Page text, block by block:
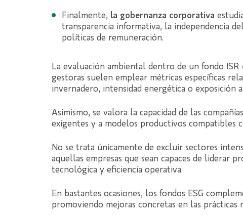
Finalmente, la gobernanza corporativa
transparencia informativa, la independencia
políticas de remuneración.
La evaluación ambiental dentro de un fondo ISR
gestoras suelen emplear métricas específicas
invernadero, intensidad energética o exposición
Asimismo, se valora la capacidad de las
exigentes y a modelos productivos compatibles
No se trata únicamente de excluir sectores
aquellas empresas que sean capaces de liderar
tecnológica y eficiencia operativa.
En bastantes ocasiones, los fondos ESG
promoviendo mejoras concretas en las prácticas